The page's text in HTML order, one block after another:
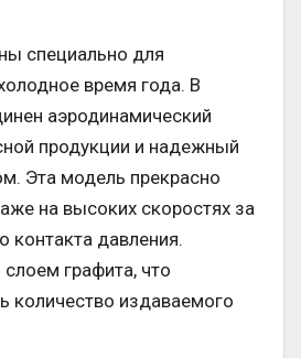
специально для
время года. В
аэродинамический
продукции и надежный
Эта модель прекрасно
на высоких скоростях за
контакта давления.
графита, что
количество издаваемого